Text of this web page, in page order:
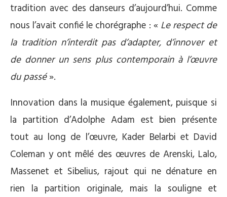
tradition avec des danseurs d’aujourd’hui. Comme
nous l’avait confié le chorégraphe : « Le respect de
la tradition n’interdit pas d’adapter, d’innover et
de donner un sens plus contemporain à l’œuvre
du passé».
Innovation dans la musique également, puisque si
la partition d’Adolphe Adam est bien présente
tout au long de l’œuvre, Kader Belarbi et David
Coleman y ont mêlé des œuvres de Arenski, Lalo,
Massenet et Sibelius, rajout qui ne dénature en
rien la partition originale, mais la souligne et